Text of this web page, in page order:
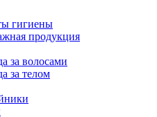
гигиены
продукция
за волосами
за телом